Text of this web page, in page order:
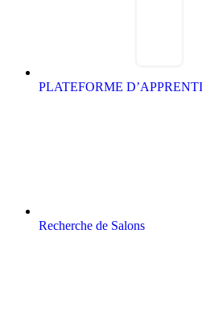
PLATEFORME
Recherche de Salons